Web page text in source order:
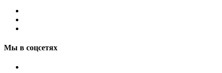
Мы в соцсетях